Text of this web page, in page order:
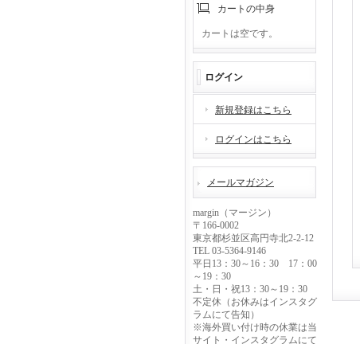
カートの中身
カートは空です。
ログイン
新規登録はこちら
ログインはこちら
メールマガジン
margin（マージン）
〒166-0002
東京都杉並区高円寺北2-2-12
TEL 03-5364-9146
平日13：30～16：30 17：00
～19：30
土・日・祝13：30～19：30
不定休（お休みはインスタグ
ラムにて告知）
※海外買い付け時の休業は当
サイト・インスタグラムにて